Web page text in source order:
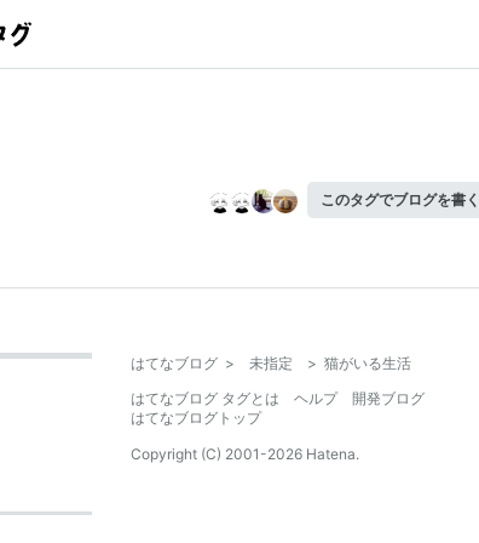
このタグでブログを書く
はてなブログ > 未指定 > 猫がいる生活
はてなブログ タグとは
ヘルプ
開発ブログ
はてなブログトップ
Copyright (C) 2001-2026 Hatena.